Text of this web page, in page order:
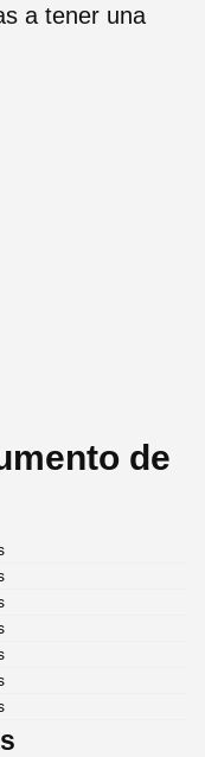
a tener una
de